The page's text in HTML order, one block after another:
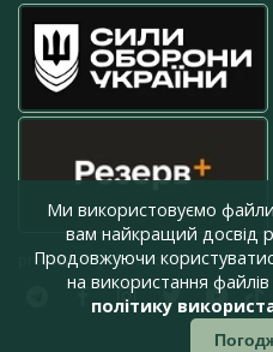
press@armyinform.com.ua
Ми використовуємо
вам найкращий досвід
Продовжуючи
на використання
політику